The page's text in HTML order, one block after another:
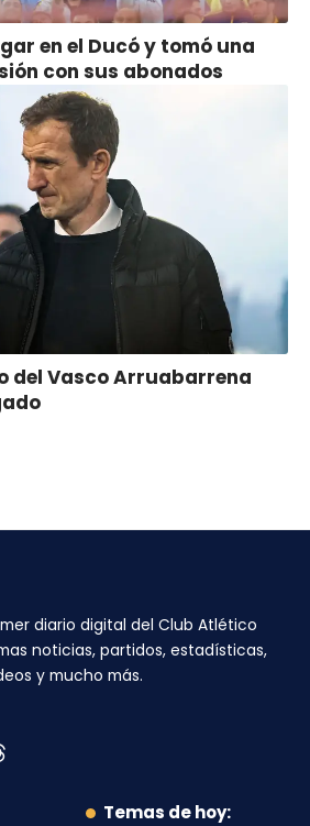
en el Ducó y tomó una
con sus abonados
del Vasco Arruabarrena
diario digital del Club Atlético
noticias, partidos, estadísticas,
y mucho más.
Temas de hoy: